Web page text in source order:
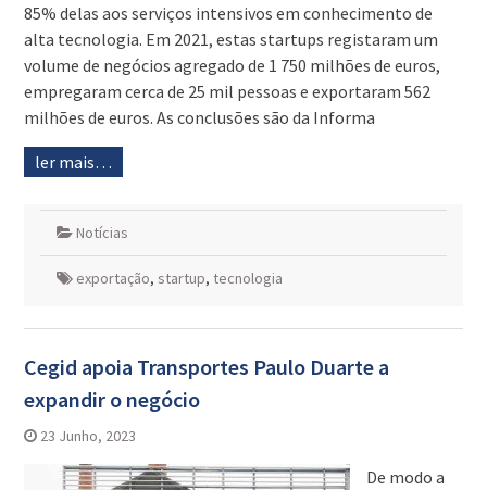
85% delas aos serviços intensivos em conhecimento de
alta tecnologia. Em 2021, estas startups registaram um
volume de negócios agregado de 1 750 milhões de euros,
empregaram cerca de 25 mil pessoas e exportaram 562
milhões de euros. As conclusões são da Informa
ler mais…
Notícias
exportação, startup, tecnologia
Cegid apoia Transportes Paulo Duarte a
expandir o negócio
23 Junho, 2023
De modo a